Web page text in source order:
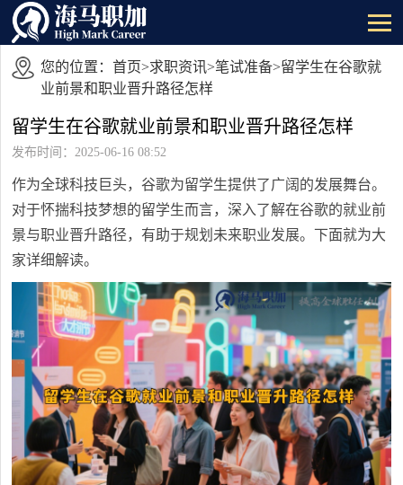
您的位置： 首页>求职资讯>笔试准备>留学生在谷歌就
业前景和职业晋升路径怎样
留学生在谷歌就业前景和职业晋升路径怎样
发布时间：2025-06-16 08:52
作为全球科技巨头，谷歌为留学生提供了广阔的发展舞台。
对于怀揣科技梦想的留学生而言，深入了解在谷歌的就业前
景与职业晋升路径，有助于规划未来职业发展。下面就为大
家详细解读。